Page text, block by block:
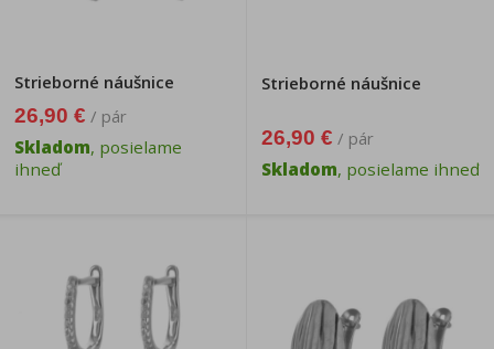
Strieborné náušnice
26,90 € / pár
Skladom, posielame
ihneď
Strieborné náušnice
26,90 € / pár
Skladom, posielame ihneď